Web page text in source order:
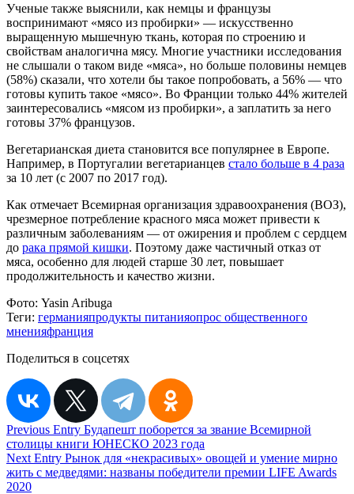
Ученые также выяснили, как немцы и французы
воспринимают «мясо из пробирки» — искусственно
выращенную мышечную ткань, которая по строению и
свойствам аналогична мясу. Многие участники исследования
не слышали о таком виде «мяса», но больше половины немцев
(58%) сказали, что хотели бы такое попробовать, а 56% — что
готовы купить такое «мясо». Во Франции только 44% жителей
заинтересовались «мясом из пробирки», а заплатить за него
готовы 37% французов.
Вегетарианская диета становится все популярнее в Европе.
Например, в Португалии вегетарианцев стало больше в 4 раза
за 10 лет (с 2007 по 2017 год).
Как отмечает Всемирная организация здравоохранения (ВОЗ),
чрезмерное потребление красного мяса может привести к
различным заболеваниям — от ожирения и проблем с сердцем
до рака прямой кишки. Поэтому даже частичный отказ от
мяса, особенно для людей старше 30 лет, повышает
продолжительность и качество жизни.
Фото: Yasin Aribuga
Теги: германияпродукты питанияопрос общественного
мненияфранция
Поделиться в соцсетях
Навигация
по
записям
Previous Entry Будапешт поборется за звание Всемирной
столицы книги ЮНЕСКО 2023 года
Next Entry Рынок для «некрасивых» овощей и умение мирно
жить с медведями: названы победители премии LIFE Awards
2020